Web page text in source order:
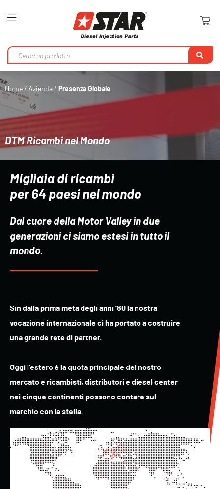
Toggle
Home Azienda Presenza Globale
DTM Ricambi nel Mondo
Migliaia di ricambi
per 64 paesi nel mondo
Dal cuore della Motor Valley in due
generazioni ci siamo estesi in tutto il
mondo.
Sin dalla prima metà degli anni ‘80 la nostra
vocazione internazionale ci ha portato a costruire
una grande rete di partner.
Oggi l’estero è la quota principale del nostro
mercato e ricambisti, distributori e diesel center
nei cinque continenti possono contare sul
marchio con la stella.